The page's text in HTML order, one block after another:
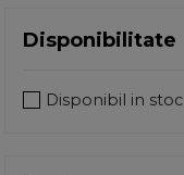
Disponibilitate
Disponibil in stoc